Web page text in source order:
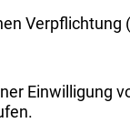
Verpflichtung
Einwilligung